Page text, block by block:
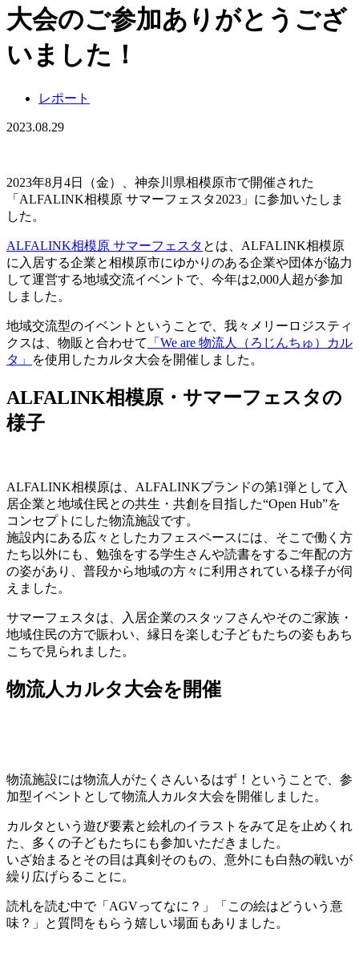
大会のご参加ありがとうござ
いました！
レポート
2023.08.29
2023年8月4日（金）、神奈川県相模原市で開催された
「ALFALINK相模原 サマーフェスタ2023」に参加いたしま
した。
ALFALINK相模原 サマーフェスタ とは、ALFALINK相模原
に入居する企業と相模原市にゆかりのある企業や団体が協力
して運営する地域交流イベントで、今年は2,000人超が参加
しました。
地域交流型のイベントということで、我々メリーロジスティ
クスは、物販と合わせて
「We are 物流人（ろじんちゅ）カル
タ」
を使用したカルタ大会を開催しました。
ALFALINK相模原・サマーフェスタの
様子
ALFALINK相模原は、ALFALINKブランドの第1弾として入
居企業と地域住民との共生・共創を目指した“Оpen Hub”を
コンセプトにした物流施設です。
施設内にある広々としたカフェスペースには、そこで働く方
たち以外にも、勉強をする学生さんや読書をするご年配の方
の姿があり、普段から地域の方々に利用されている様子が伺
えました。
サマーフェスタは、入居企業のスタッフさんやそのご家族・
地域住民の方で賑わい、縁日を楽しむ子どもたちの姿もあち
こちで見られました。
物流人カルタ大会を開催
物流施設には物流人がたくさんいるはず！ということで、参
加型イベントとして物流人カルタ大会を開催しました。
カルタという遊び要素と絵札のイラストをみて足を止めくれ
た、多くの子どもたちにも参加いただきました。
いざ始まるとその目は真剣そのもの、意外にも白熱の戦いが
繰り広げらることに。
読札を読む中で「AGVってなに？」「この絵はどういう意
味？」と質問をもらう嬉しい場面もありました。